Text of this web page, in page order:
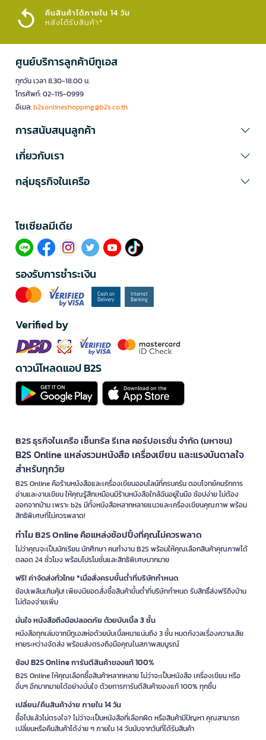
คืนสินค้าได้ภายใน 14 วัน
หลังได้รับสินค้า*
ศูนย์บริการลูกค้าบีทูเอส
ทุกวัน เวลา 8.30-18.00 น.
โทรศัพท์: 02-115-0999
อีเมล:b2sonlineshopping@b2s.co.th
การสนับสนุนลูกค้า
เกี่ยวกับเรา
กลุ่มธุรกิจในเครือ
โซเซียลมีเดีย​
รองรับการชำระเงิน
Verified by
ดาวน์โหลดแอป B2S
B2S ธุรกิจในเครือ เซ็นทรัล รีเทล คอร์ปอเรชั่น จำกัด (มหาชน)
B2S Online แหล่งรวมหนังสือ เครื่องเขียน และแรงบันดาลใจ
สำหรับทุกวัย
B2S Online คือร้านหนังสือและเครื่องเขียนออนไลน์ที่ครบครัน ตอบโจทย์คนรักการ
อ่านและงานเขียน ให้คุณรู้สึกเหมือนมีร้านหนังสือใกล้ฉันอยู่ในมือ ช้อปง่าย ไม่ต้อง
ออกจากบ้าน เพราะ b2s มีทั้งหนังสือหลากหลายแนวและเครื่องเขียนคุณภาพ พร้อม
สิทธิพิเศษที่ไม่ควรพลาด!
ทำไม B2S Online คือแหล่งช้อปปิ้งที่คุณไม่ควรพลาด
ไม่ว่าคุณจะเป็นนักเรียน นักศึกษา คนทำงาน B2S พร้อมให้คุณเลือกสินค้าคุณภาพได้
ตลอด 24 ชั่วโมง พร้อมโปรโมชั่นและสิทธิพิเศษมากมาย
ฟรี! ค่าจัดส่งทั่วไทย *เมื่อสั่งครบขั้นต่ำที่บริษัทกำหนด
ช้อปเพลินเกินคุ้ม! เพียงมียอดสั่งซื้อสินค้าขั้นต่ำที่บริษัทกำหนด รับสิทธิ์ส่งฟรีถึงบ้าน
ไม่ต้องจ่ายเพิ่ม
มั่นใจ หนังสือถึงมือปลอดภัย ด้วยบับเบิ้ล 3 ชั้น
หนังสือทุกเล่มจากบีทูเอสห่อด้วยบับเบิ้ลหนาแน่นถึง 3 ชั้น หมดกังวลเรื่องความเสีย
หายระหว่างจัดส่ง พร้อมส่งตรงถึงมือคุณในสภาพสมบูรณ์
ช้อป B2S Online การันตีสินค้าของแท้ 100%
B2S Online ให้คุณเลือกซื้อสินค้าหลากหลาย ไม่ว่าจะเป็นหนังสือ เครื่องเขียน หรือ
อื่นๆ อีกมากมายได้อย่างมั่นใจ ด้วยการการันตีสินค้าของแท้ 100% ทุกชิ้น
เปลี่ยน/คืนสินค้าง่าย ภายใน 14 วัน
ซื้อไปแล้วไม่ตรงใจ? ไม่ว่าจะเป็นหนังสือที่เลือกผิด หรือสินค้ามีปัญหา คุณสามารถ
เปลี่ยนหรือคืนสินค้าได้ง่าย ๆ ภายใน 14 วันนับจากวันที่ได้รับสินค้า